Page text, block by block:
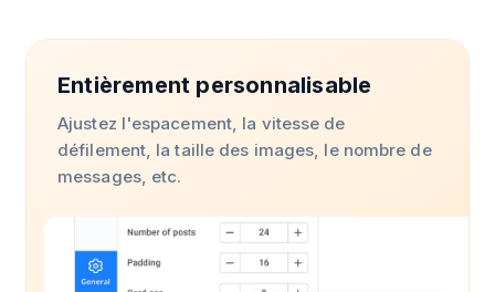
Entièrement personnalisable
Ajustez l'espacement, la vitesse de
défilement, la taille des images, le nombre de
messages, etc.